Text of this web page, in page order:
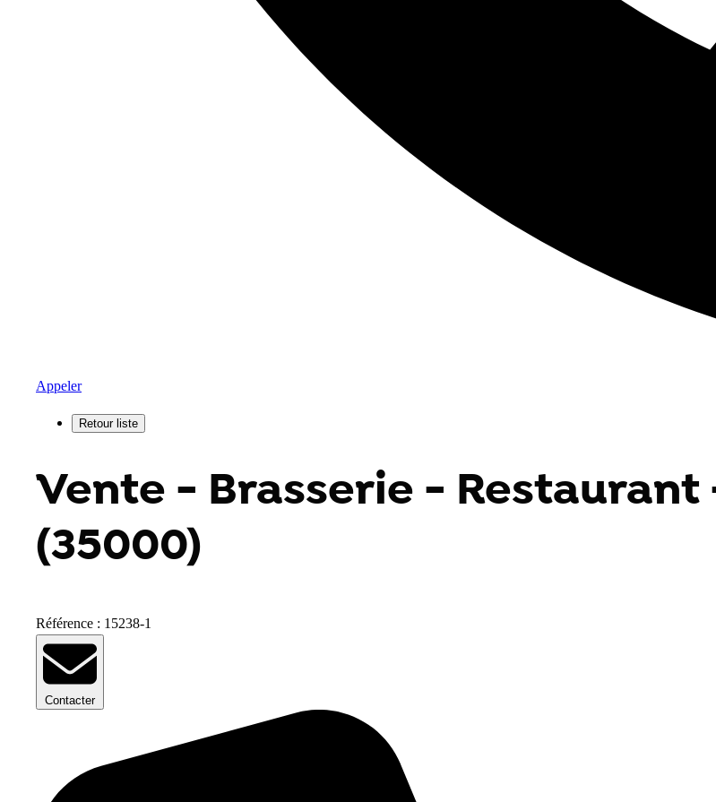
Appeler
Vente - Brasserie - Restaurant
(35000)
Référence : 15238-1
Contacter